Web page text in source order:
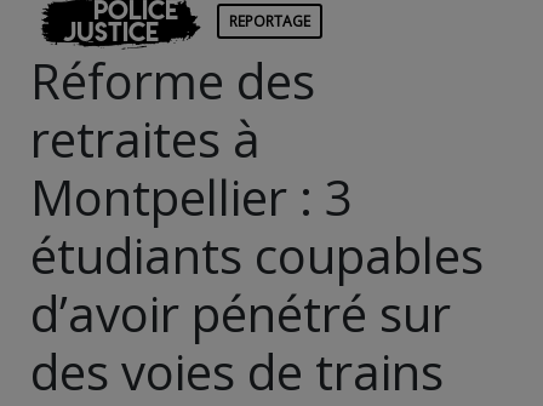
Police
Justice REPORTAGE
Réforme des
retraites à
Montpellier : 3
étudiants coupables
d’avoir pénétré sur
des voies de trains